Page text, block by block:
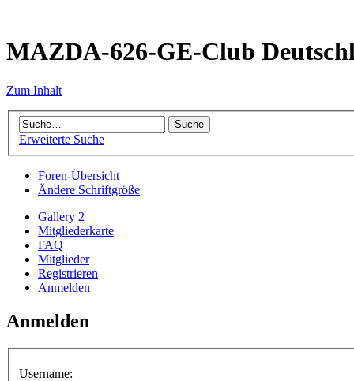
MAZDA-626-GE-Club
Zum Inhalt
Erweiterte Suche
Foren-Übersicht
Ändere Schriftgröße
Gallery 2
Mitgliederkarte
FAQ
Mitglieder
Registrieren
Anmelden
Anmelden
Username: